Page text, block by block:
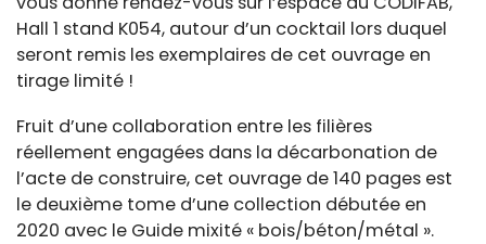
Hall 1 stand K054, autour d’un cocktail lors duquel
seront remis les exemplaires de cet ouvrage en
tirage limité !
Fruit d’une collaboration entre les filières
réellement engagées dans la décarbonation de
l’acte de construire, cet ouvrage de 140 pages est
le deuxième tome d’une collection débutée en
2020 avec le Guide mixité « bois/béton/métal ».